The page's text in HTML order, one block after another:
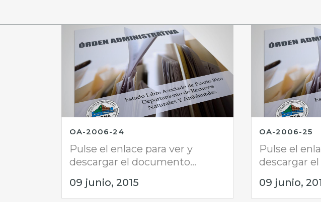
OA-2006-24
Pulse el enlace para ver y
descargar el documento...
09 junio, 2015
OA-2006-25
Pulse el
descargar
09 junio,